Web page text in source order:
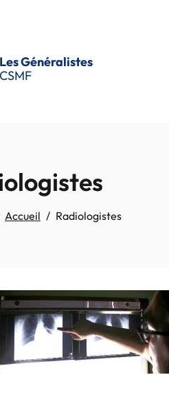
Les Généralistes
CSMF
Accueil Radiologistes